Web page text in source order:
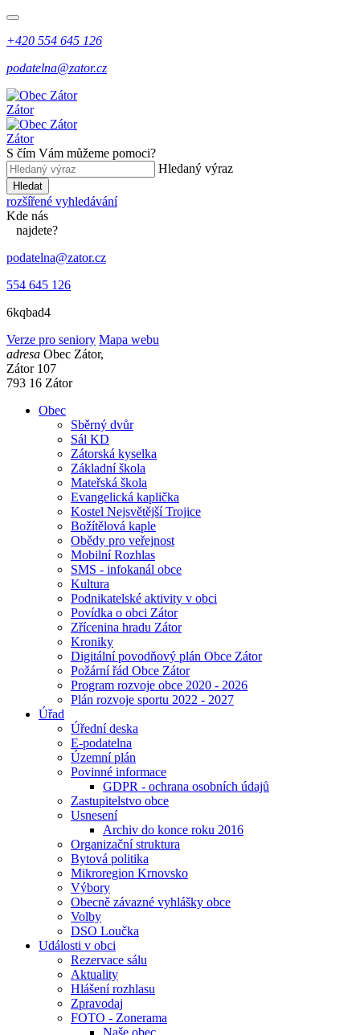
+420 554 645 126
podatelna@zator.cz
Zátor
Zátor
S čím Vám můžeme pomoci?
Hledaný výraz
Hledat
rozšířené vyhledávání
Kde nás
najdete?
podatelna@zator.cz
554 645 126
6kqbad4
Verze pro seniory Mapa webu
adresa Obec Zátor,
Zátor 107
793 16 Zátor
Obec
Sběrný dvůr
Sál KD
Zátorská kyselka
Základní škola
Mateřská škola
Evangelická kaplička
Kostel Nejsvětější Trojice
Božítělová kaple
Obědy pro veřejnost
Mobilní Rozhlas
SMS - infokanál obce
Kultura
Podnikatelské aktivity v obci
Povídka o obci Zátor
Zřícenina hradu Zátor
Kroniky
Digitální povodňový plán Obce Zátor
Požární řád Obce Zátor
Program rozvoje obce 2020 - 2026
Plán rozvoje sportu 2022 - 2027
Úřad
Úřední deska
E-podatelna
Územní plán
Povinné informace
GDPR - ochrana osobních údajů
Zastupitelstvo obce
Usnesení
Archiv do konce roku 2016
Organizační struktura
Bytová politika
Mikroregion Krnovsko
Výbory
Obecně závazné vyhlášky obce
Volby
DSO Loučka
Události v obci
Rezervace sálu
Aktuality
Hlášení rozhlasu
Zpravodaj
FOTO - Zonerama
Naše obec